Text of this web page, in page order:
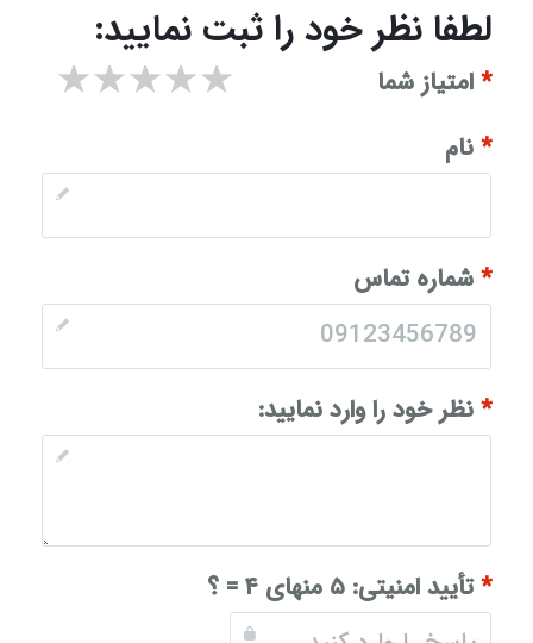
لطفا نظر خود را ثبت نمایید:
*امتیاز شما ۵ stars ۴ stars ۳ stars ۲ stars
*نام
*شماره تماس
*نظر خود را وارد نمایید:
*تأیید امنیتی: ۵ منهای ۴ = ؟